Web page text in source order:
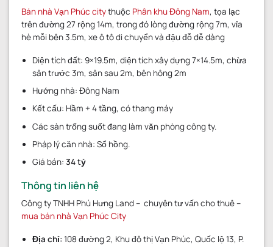
Bán nhà Vạn Phúc citythuộc Phân khu Đông Nam, tọa lạc
trên đường 27 rộng 14m, trong đó lòng đường rộng 7m, vỉa
hè mỗi bên 3.5m, xe ô tô di chuyển và đậu đỗ dễ dàng
Diện tích đất: 9×19.5m, diện tích xây dựng 7×14.5m, chừa
sân trước 3m, sân sau 2m, bên hông 2m
Hướng nhà: Đông Nam
Kết cấu: Hầm + 4 tầng, có thang máy
Các sàn trống suốt đang làm văn phòng công ty.
Pháp lý căn nhà: Sổ hồng.
Giá bán: 34 tỷ
Thông tin liên hệ
Công ty TNHH Phú Hưng Land – chuyên tư vấn cho thuê –
mua bán nhà Vạn Phúc City
Địa chỉ: 108 đường 2, Khu đô thị Vạn Phúc, Quốc lộ 13, P.